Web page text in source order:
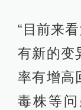
“目前来
有新的变
率有增高
毒株等